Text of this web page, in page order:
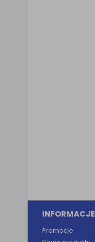
INFORMACJE
Promocje